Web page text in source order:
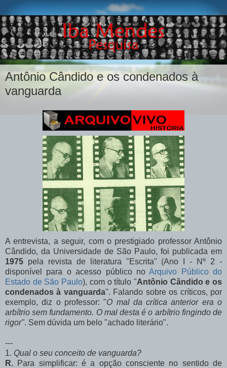
Antônio Cândido e os condenados à
vanguarda
A entrevista, a seguir, com o prestigiado professor Antônio
Cândido, da Universidade de São Paulo, foi publicada em
1975 pela revista de literatura "Escrita" (Ano I - Nº 2 -
disponível para o acesso público noArquivo Público do
Estado de São Paulo), com o título "Antônio Cândido e os
condenados à vanguarda". Falando sobre os críticos, por
exemplo, diz o professor: "O mal da crítica anterior era o
arbítrio sem fundamento. O mal desta é o arbítrio fingindo de
rigor". Sem dúvida um belo "achado literário".
---
1. Qual o seu conceito de vanguarda?
R. Para simplificar: é a opção consciente no sentido de